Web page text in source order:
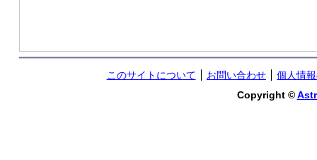
このサイトについて お問い合わせ
個人情
Copyright ©